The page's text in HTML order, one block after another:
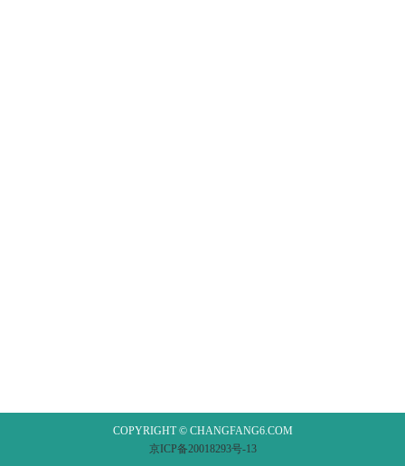
COPYRIGHT © CHANGFANG6.COM
京ICP备20018293号-13